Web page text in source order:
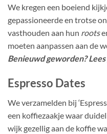
We kregen een boeiend
gepassioneerde en trotse
vasthouden aan hun roots
moeten aanpassen aan de
Benieuwd geworden?
Espresso Dates
We verzamelden bij
een koffiezaakje waar
wijk gezellig aan de koffie